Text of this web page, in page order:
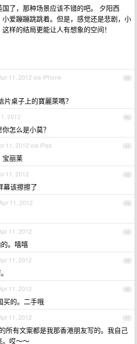
了，那种场景应该不错的吧。 夕阳西
爱蹦蹦跳跳着。但是，感觉还是悲剧，小
样的结局更能让人有想象的空间！
39
11, 2012 via iPhone
桌子上的寶麗萊嗎？
40
2012
你怎么是小莫？
41
11, 2012 via iPad
宝丽莱
42
11, 2012
幕该擦擦了
43
Apr 11, 2012
44
11, 2012
。嘻嘻
45
11, 2012
46
11, 2012
买的。二手哦
47
11, 2012
所有文案都是我那香港朋友写的。我自己
。哎～～